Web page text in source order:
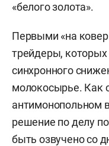
«белого золота».
Первыми «на
трейдеры, которых
синхронного
молокосырье. Как
антимонопольном
решение по делу
быть озвучено со